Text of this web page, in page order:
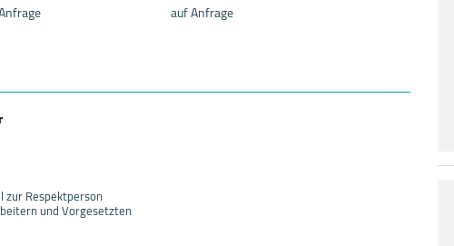
auf Anfrage
zur Respektperson
und Vorgesetzten